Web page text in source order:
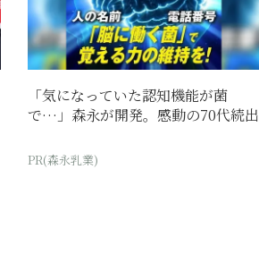
「気になっていた認知機能が菌
で…」森永が開発。感動の70代続出
PR(森永乳業)